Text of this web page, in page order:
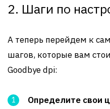
2. Шаги по
А теперь перейдем к
шагов, которые вам
Goodbye dpi:
Определите свои